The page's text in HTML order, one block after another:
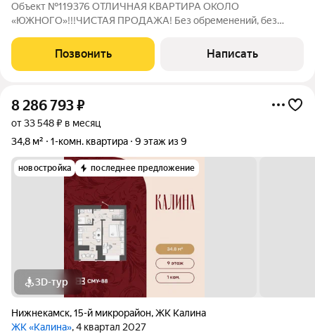
Объект №119376 ОТЛИЧНАЯ КВАРТИРА ОКОЛО
«ЮЖНОГО»!!!ЧИСТАЯ ПРОДАЖА! Без обременений, без
встречный вариант не ищем, юридически чистый объект,
безопасная сделка!Комфортная и уютная квартира,
Позвонить Написать
8 286 793₽
от 33 548 ₽ в месяц
34,8 м²
1-комн. квартира 9 этаж из 9
новостройка последнее предложение
3D-тур
Нижнекамск,15-й микрорайон,ЖК Калина
ЖК «Калина», 4 квартал 2027